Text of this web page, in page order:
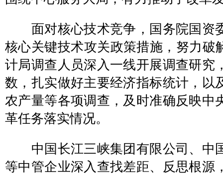
面对核心技术竞争，国务院国资
核心关键技术攻关政策措施，努力破
计局调查人员深入一线开展调查研究
数，扎实做好主要经济指标统计，以
农产量等各项调查，及时准确反映中
革任务落实情况。
中国长江三峡集团有限公司、中
等中管企业深入查找差距、反思根源